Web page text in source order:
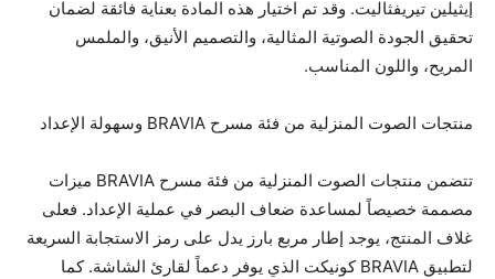
إيثيلين تيريفثاليت. وقد تم اختيار هذه المادة بعناية فائقة لضمان
تحقيق الجودة الصوتية المثالية، والتصميم الأنيق، والملمس
المريح، واللون المناسب.
منتجات الصوت المنزلية من فئة مسرح BRAVIA وسهولة الإعداد
تتضمن منتجات الصوت المنزلية من فئة مسرح BRAVIA ميزات
مصممة خصيصاً لمساعدة ضعاف البصر في عملية الإعداد. فعلى
غلاف المنتج، يوجد إطار مربع بارز يدل على رمز الاستجابة السريعة
لتطبيق BRAVIA كونيكت الذي يوفر دعماً لقارئ الشاشة. كما